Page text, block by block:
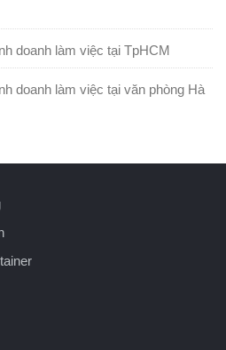
doanh làm việc tại TpHCM
doanh làm việc tại văn phòng Hà